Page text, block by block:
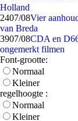
Holland
2407/08Vier
van Breda
3907/08CDA en
ongemerkt filmen
Font-grootte:
Normaal
Kleiner
regelhoogte :
Normaal
Kleiner